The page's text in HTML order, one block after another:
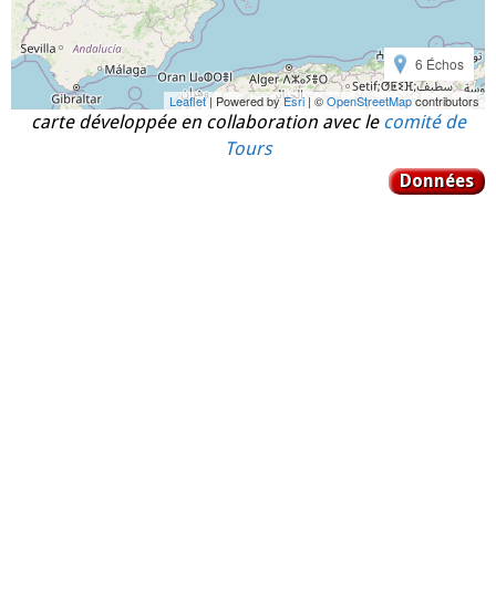
6 Échos
Leaflet| Powered byEsri | ©OpenStreetMapcontributors
carte développée en collaboration avec le comité de
Tours
Données